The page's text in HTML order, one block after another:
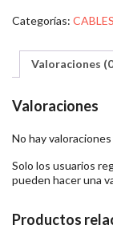
Categorías:
Valoraciones
Valoraciones
No hay valoraciones
Solo los usuarios
pueden hacer una
Productos